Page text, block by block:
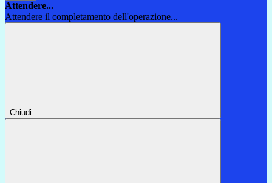
Attendere...
Attendere il completamento dell'operazione...
Chiudi